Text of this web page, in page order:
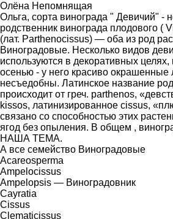
Олёна Непомнящая
Ольга, сорта винограда " Девичий" -
родственник винограда плодового (
(лат. Parthenocissus) — оба из род
Виноградовые. Несколько видов
используются в декоративных целях,
осенью - у него красиво окрашенные
несъедобны. Латинское название
происходит от греч. parthenos,
kissos, латинизированное cissus,
связано со способностью этих
ягод без опыления. В общем ,
НАША ТЕМА.
А все семейство Виноградовые
Acareosperma
Ampelocissus
Ampelopsis — Виноградовник
Cayratia
Cissus
Clematicissus